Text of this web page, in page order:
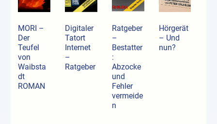
MORI –
Der
Teufel
von
Waibsta
dt
ROMAN
Digitaler
Tatort
Internet
–
Ratgeber
Ratgeber
–
Bestatter
:
Abzocke
und
Fehler
vermeide
n
Hörgerät
– Und
nun?